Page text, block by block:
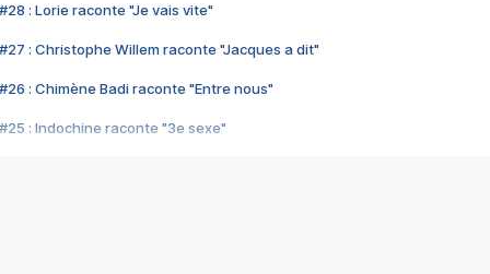
#28 : Lorie raconte "Je vais vite"
#27 : Christophe Willem raconte "Jacques a dit"
#26 : Chimène Badi raconte "Entre nous"
#25 : Indochine raconte "3e sexe"